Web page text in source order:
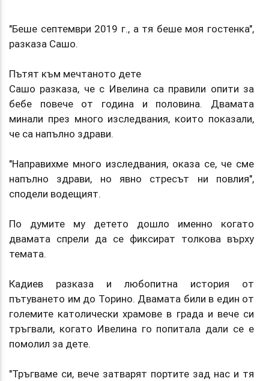
"Беше септември 2019 г., а тя беше моя гостенка",
разказа Сашо.
Пътят към мечтаното дете
Сашо разказа, че с Ивелина са правили опити за
бебе повече от година и половина. Двамата
минали през много изследвания, които показали,
че са напълно здрави.
"Направихме много изследвания, оказа се, че сме
напълно здрави, но явно стресът ни повлия",
сподели водещият.
По думите му детето дошло именно когато
двамата спрели да се фиксират толкова върху
темата.
Кадиев разказа и любопитна история от
пътуването им до Торино. Двамата били в един от
големите католически храмове в града и вече си
тръгвали, когато Ивелина го попитала дали се е
помолил за дете.
"Тръгваме си, вече затварят портите зад нас и тя